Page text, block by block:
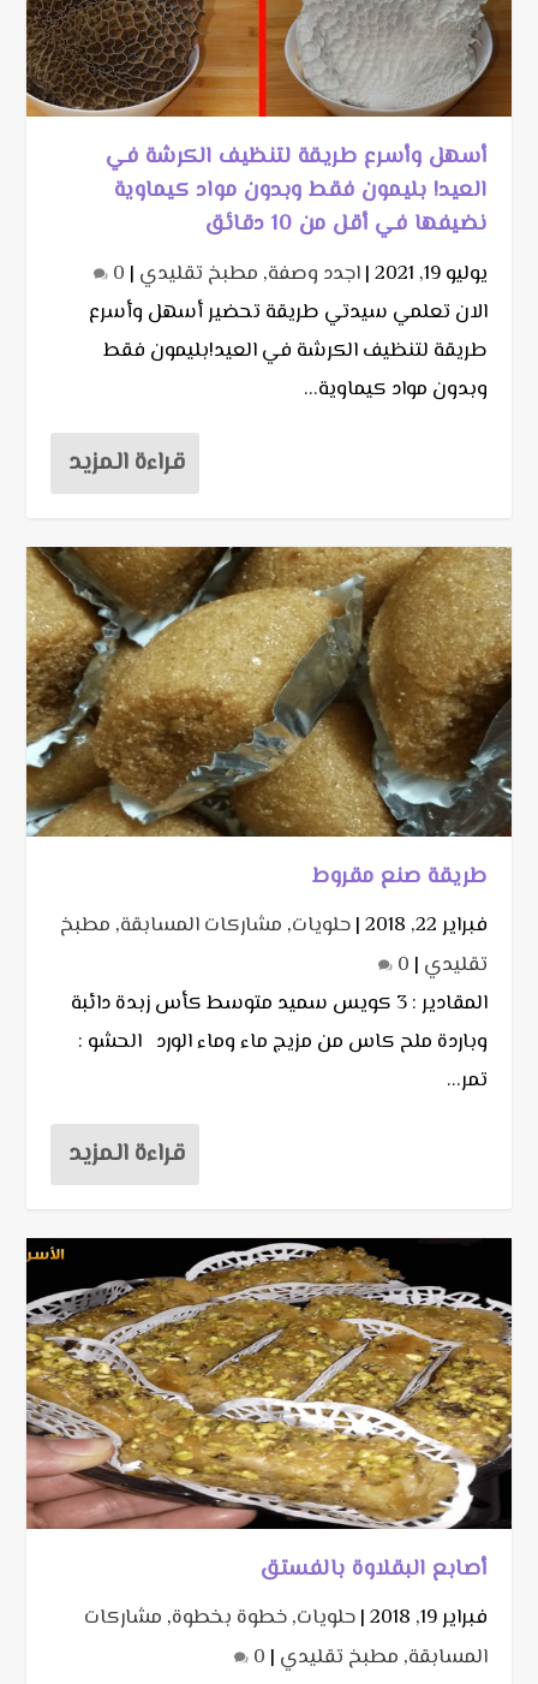
أسهل وأسرع طريقة لتنظيف الكرشة في
العيد! بليمون فقط وبدون مواد كيماوية
نضيفها في أقل من 10 دقائق
يوليو 19, 2021 |اجدد وصفة, مطبخ تقليدي |
0
الان تعلمي سيدتي طريقة تحضير أسهل وأسرع
طريقة لتنظيف الكرشة في العيد!بليمون فقط
وبدون مواد كيماوية...
قراءة المزيد
طريقة صنع مقروط
فبراير 22, 2018 |حلويات, مشاركات المسابقة, مطبخ
تقليدي |
0
المقادير : 3 كويس سميد متوسط كأس زبدة دائبة
وباردة ملح كاس من مزيج ماء وماء الورد الحشو :
تمر...
قراءة المزيد
أصابع البقلاوة بالفستق
فبراير 19, 2018 |حلويات,خطوة بخطوة, مشاركات
المسابقة, مطبخ تقليدي |
0